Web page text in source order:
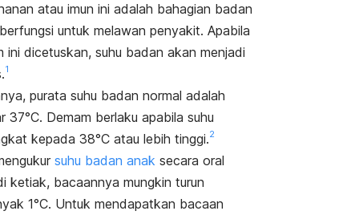
atau imun ini adalah bahagian badan
untuk melawan penyakit. Apabila
ini dicetuskan, suhu badan akan menjadi
1
purata suhu badan normal adalah
37°C. Demam berlaku apabila suhu
kepada 38°C atau lebih tinggi.2
suhu badan anak secara oral
ketiak, bacaannya mungkin turun
1°C. Untuk mendapatkan bacaan